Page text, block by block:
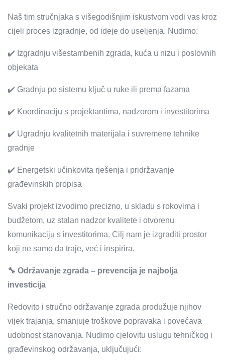
Naš tim stručnjaka s višegodišnjim iskustvom vodi vas kroz
cijeli proces izgradnje, od ideje do useljenja. Nudimo:
✔️ Izgradnju višestambenih zgrada, kuća u nizu i poslovnih
objekata
✔️ Gradnju po sistemu ključ u ruke ili prema fazama
✔️ Koordinaciju s projektantima, nadzorom i investitorima
✔️ Ugradnju kvalitetnih materijala i suvremene tehnike
gradnje
✔️ Energetski učinkovita rješenja i pridržavanje
građevinskih propisa
Svaki projekt izvodimo precizno, u skladu s rokovima i
budžetom, uz stalan nadzor kvalitete i otvorenu
komunikaciju s investitorima. Cilj nam je izgraditi prostor
koji ne samo da traje, već i inspirira.
🔧 Održavanje zgrada – prevencija je najbolja
investicija
Redovito i stručno održavanje zgrada produžuje njihov
vijek trajanja, smanjuje troškove popravaka i povećava
udobnost stanovanja. Nudimo cjelovitu uslugu tehničkog i
građevinskog održavanja, uključujući: